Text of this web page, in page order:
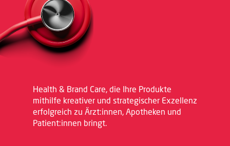
Health & Brand Care, die Ihre Produkte
mithilfe kreativer und strategischer Exzellenz
erfolgreich zu Ärzt:innen, Apotheken und
Patient:innen bringt.